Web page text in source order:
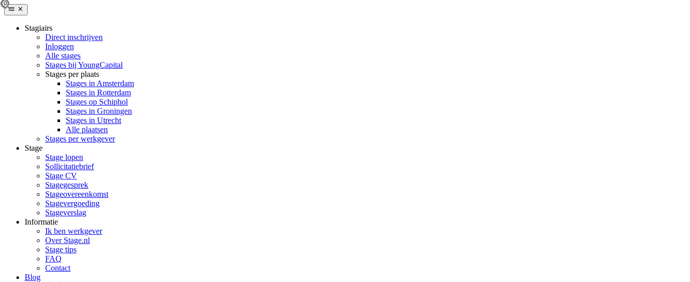
Stagiairs
Direct inschrijven
Inloggen
Alle stages
Stages bij YoungCapital
Stages per plaats
Stages in Amsterdam
Stages in Rotterdam
Stages op Schiphol
Stages in Groningen
Stages in Utrecht
Alle plaatsen
Stages per werkgever
Stage
Stage lopen
Sollicitatiebrief
Stage CV
Stagegesprek
Stageovereenkomst
Stagevergoeding
Stageverslag
Informatie
Ik ben werkgever
Over Stage.nl
Stage tips
FAQ
Contact
Blog